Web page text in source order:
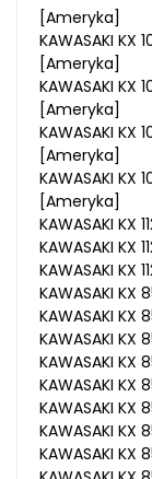
[Ameryka]
KAWASAKI KX
[Ameryka]
KAWASAKI KX
[Ameryka]
KAWASAKI KX
[Ameryka]
KAWASAKI KX
[Ameryka]
KAWASAKI
KAWASAKI
KAWASAKI
KAWASAKI KX
KAWASAKI
KAWASAKI
KAWASAKI
KAWASAKI
KAWASAKI
KAWASAKI
KAWASAKI